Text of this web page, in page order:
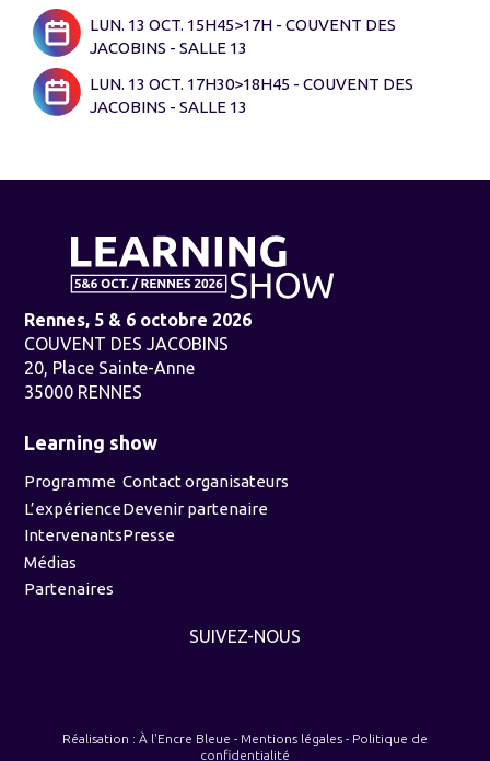
LUN. 13 OCT. 15H45>17H - COUVENT DES
JACOBINS - SALLE 13
LUN. 13 OCT. 17H30>18H45 - COUVENT DES
JACOBINS - SALLE 13
Rennes, 5 & 6 octobre 2026
COUVENT DES JACOBINS
20, Place Sainte-Anne
35000 RENNES
Learning show
Programme
L’expérience
Intervenants
Médias
Partenaires
Contact organisateurs
Devenir partenaire
Presse
SUIVEZ-NOUS
Réalisation : À l'Encre Bleue - Mentions légales - Politique de
confidentialité